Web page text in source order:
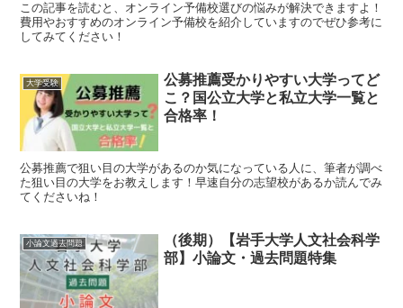
この記事を読むと、オンライン予備校選びの悩みが解決できますよ！
費用やおすすめのオンライン予備校を紹介していますのでぜひ参考に
してみてください！
大学受験
公募推薦受かりやすい大学ってど
こ？国公立大学と私立大学一覧と
合格率！
公募推薦で狙い目の大学があるのか気になっている人に、筆者が調べ
た狙い目の大学をお教えします！早速自分の志望校があるか読んでみ
てくださいね！
小論文過去問題
（後期）【岩手大学人文社会科学
部】小論文・過去問題特集